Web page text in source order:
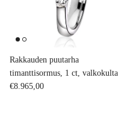
Rakkauden puutarha
timanttisormus, 1 ct, valkokulta
Normaalihinta
€8.965,00